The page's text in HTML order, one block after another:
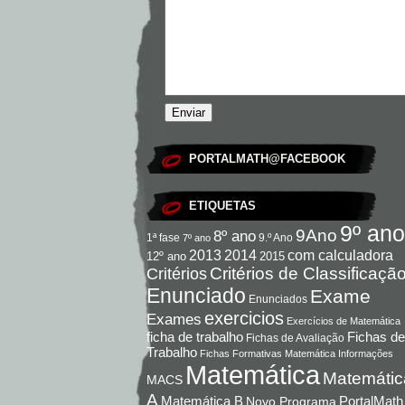
PORTALMATH@FACEBOOK
ETIQUETAS
1ª fase 7º ano 8º ano 9.º Ano 9Ano 9º ano
12º ano 2013 2014 2015 com calculadora
Critérios Critérios de
Enunciado Enunciados Exame
Exames exercicios Exercícios de Matemática
ficha de trabalho Fichas de Avaliação Fichas de
Trabalho Fichas Formativas Matemática Informações
MACS Matemática
A Matemática B Novo Programa PortalMath